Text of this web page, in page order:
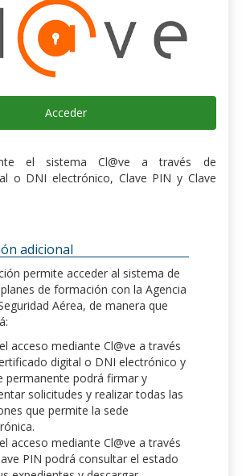
Acceder
el sistema Cl@ve a través de
o DNI electrónico, Clave PIN y Clave
adicional
permite acceder al sistema de
de formación con la Agencia
Aérea, de manera que
acceso mediante Cl@ve a través
digital o DNI electrónico y
permanente podrá firmar y
solicitudes y realizar todas las
que permite la sede
acceso mediante Cl@ve a través
PIN podrá consultar el estado